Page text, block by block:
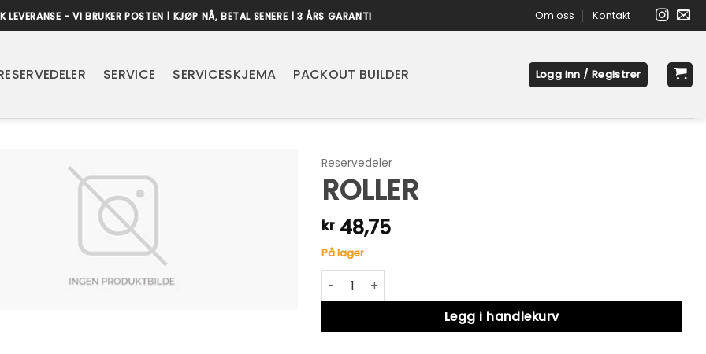
LEVERANSE - VI BRUKER POSTEN | KJØP NÅ, BETAL SENERE | 3 ÅRS GARANTI Om oss Kontakt
SERVICE SERVICESKJEMA PACKOUT BUILDER Logg inn / Registrer
Reservedeler
ROLLER
kr48,75
På lager
ROLLER antall
Legg i handlekurv
Alternative: